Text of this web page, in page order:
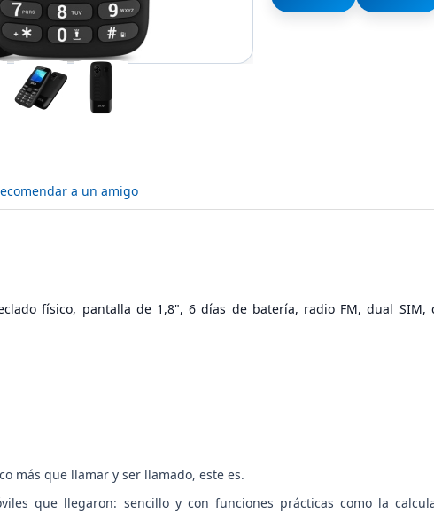
a un amigo
físico, pantalla de 1,8", 6 días de batería, radio FM, dual SIM,
más que llamar y ser llamado, este es.
que llegaron: sencillo y con funciones prácticas como la